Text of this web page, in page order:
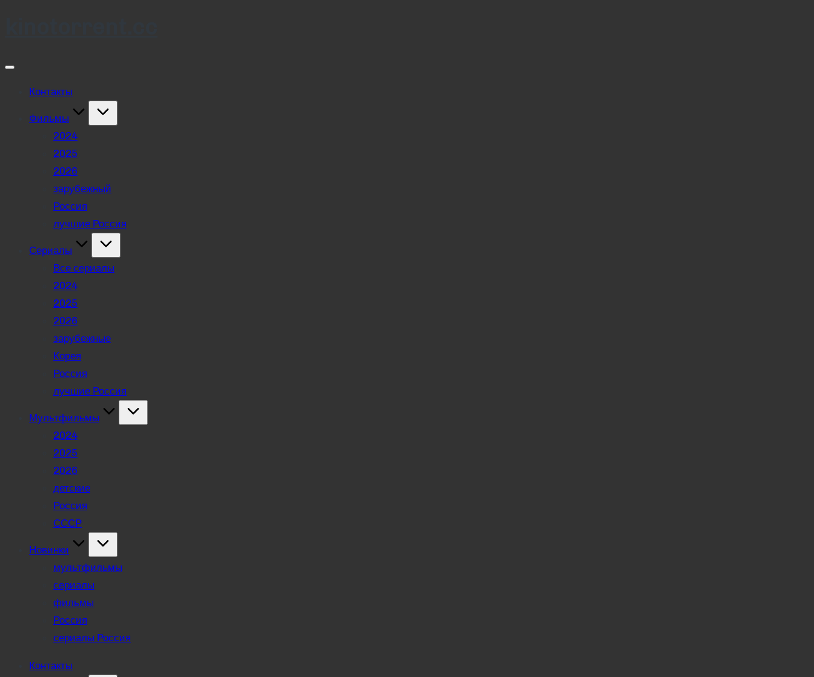
Контакты
Фильмы
2024
2025
2026
зарубежный
Россия
лучшие Россия
Сериалы
Все сериалы
2024
2025
2026
зарубежные
Корея
Россия
лучшие Россия
Мультфильмы
2024
2025
2026
детские
Россия
СССР
Новинки
мультфильмы
сериалы
фильмы
Россия
сериалы Россия
Контакты